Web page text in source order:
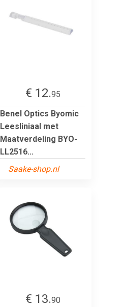
€ 12.95
Benel Optics Byomic
Leesliniaal met
Maatverdeling BYO-
LL2516...
Saake-shop.nl
€ 13.90